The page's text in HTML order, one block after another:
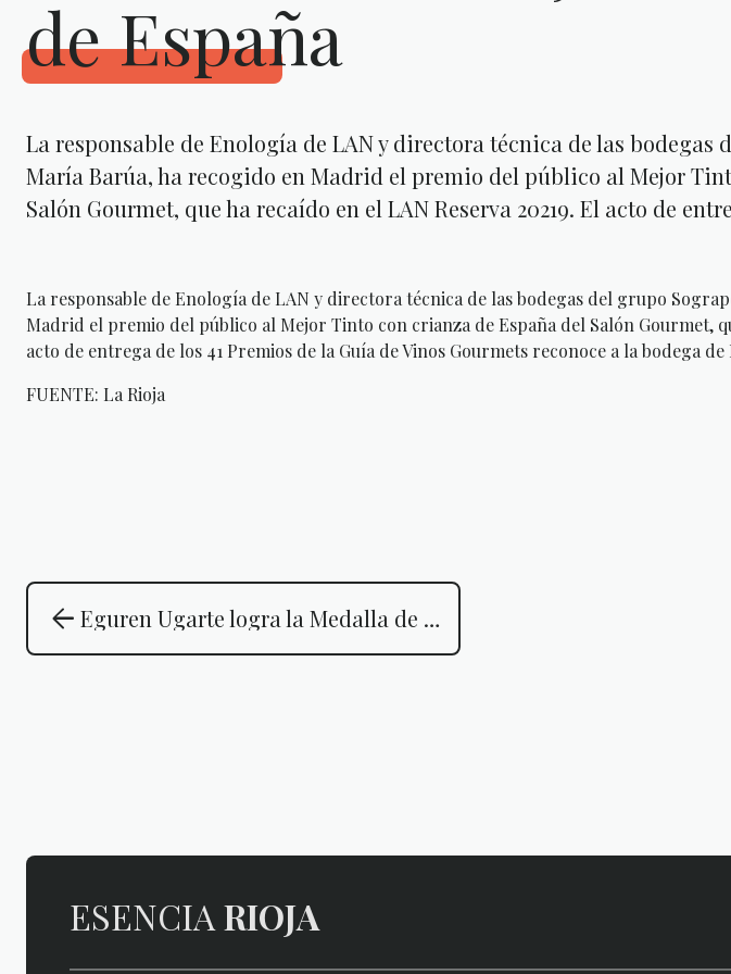
de España
La responsable de Enología de LAN y directora técnica de las bodegas
María Barúa, ha recogido en Madrid el premio del público al Mejor
Salón Gourmet, que ha recaído en el LAN Reserva 20219. El acto de
La responsable de Enología de LAN y directora técnica de las bodegas del grupo
Madrid el premio del público al Mejor Tinto con crianza de España del Salón Gourmet,
acto de entrega de los 41 Premios de la Guía de Vinos Gourmets reconoce a la bodega
FUENTE: La Rioja
arrow_back Eguren Ugarte logra la Medalla de Oro en el Concours Mondial de Bruxelles con su rosado, único Rioja galardonado en esta categoría
ESENCIA RIOJA